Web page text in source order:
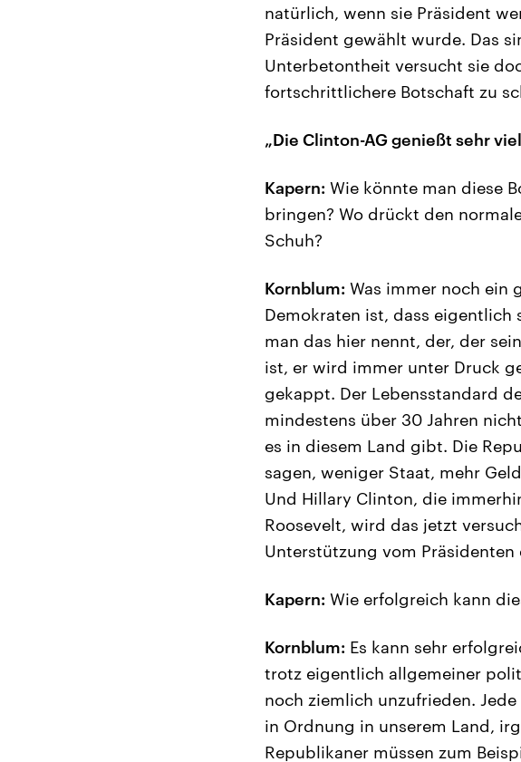
natürlich, wenn sie Präsident
Präsident gewählt wurde. Das
Unterbetontheit versucht sie
fortschrittlichere Botschaft zu
„Die Clinton-AG genießt sehr
Kapern: Wie könnte man diese
bringen? Wo drückt den
Schuh?
Kornblum: Was immer noch ein
Demokraten ist, dass eigentlich
man das hier nennt, der, der
ist, er wird immer unter Druck
gekappt. Der Lebensstandard
mindestens über 30 Jahren
es in diesem Land gibt. Die
sagen, weniger Staat, mehr
Und Hillary Clinton, die
Roosevelt, wird das jetzt
Unterstützung vom Präsidenten
Kapern: Wie erfolgreich kann
Kornblum: Es kann sehr
trotz eigentlich allgemeiner
noch ziemlich unzufrieden.
in Ordnung in unserem Land,
Republikaner müssen zum